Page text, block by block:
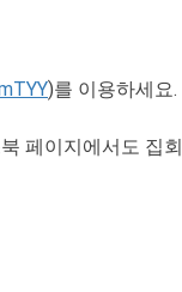
)를 이용하세요.
페이지에서도 집